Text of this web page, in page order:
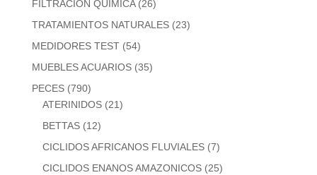
FILTRACION QUIMICA (26)
TRATAMIENTOS NATURALES (23)
MEDIDORES TEST (54)
MUEBLES ACUARIOS (35)
PECES (790)
ATERINIDOS (21)
BETTAS (12)
CICLIDOS AFRICANOS FLUVIALES (7)
CICLIDOS ENANOS AMAZONICOS (25)